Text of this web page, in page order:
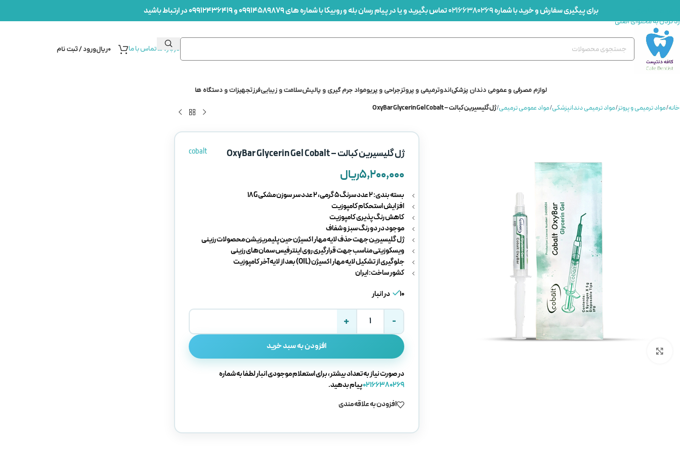
رد کردن به محتوای اصلی
برای پیگیری سفارش و خرید با شماره02166380269تماس بگیرید و یا در پیام رسان بله و روبیکا با شماره های 09914589879 و 09912436419 در ارتباط باشید
درباره ماتماس با ما ۰ریالورود / ثبت نام
لوازم مصرفی و عمومی دندان پزشکیاندوترمیمی و پروتزجراحی و پریومواد جرم گیری و پالیشسلامت و زیباییفرزتجهیزات و دستگاه ها
خانه/مواد ترمیمی و پروتز/مواد ترمیمی دندانپزشکی/مواد عمومی ترمیمی/ژل گلیسیرین کبالت – OxyBar Glycerin Gel Cobalt
cobalt ژل گلیسیرین کبالت – OxyBar Glycerin Gel Cobalt
۵,۲۰۰,۰۰۰ریال
بسته بندی: 2 عدد سرنگ 5 گرمی، 2 عدد سر سوزن مشکی 18G
افزایش استحکام کامپوزیت
کاهش رنگ پذیری کامپوزیت
موجود در دو رنگ سبز و شفاف
ژل گلیسیرین جهت حذف لایه مهار اکسیژن حین پلیمریزیشن محصولات رزینی
ویسکوزیتی مناسب جهت قرارگیری روی اینترفیس سمان‌های رزینی
جلوگیری از تشکیل لایه مهار اکسیژن (OIL) بعد از لایه آخر کامپوزیت
کشور ساخت: ایران
10 در انبار
افزودن به سبد خرید
در صورت نیاز به تعداد بیشتر، برای استعلام موجودی انبار لطفا به شماره
02166380269پیام بدهید.
افزودن به علاقه مندی